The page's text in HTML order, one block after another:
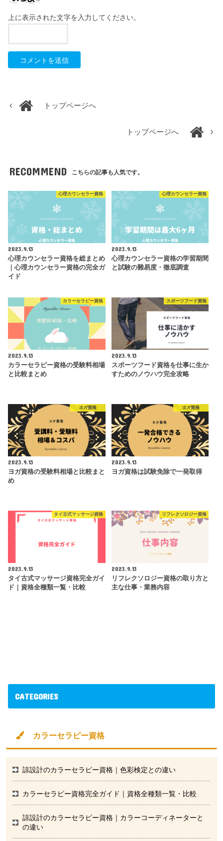
上に表示された文字を入力してください。
トップページへ
トップページへ
RECOMMEND こちらの記事も人気です。
心理カウンセラー資格
2023.9.13
心理カウンセラー資格を総まとめ
｜心理カウンセラー資格の完全ガ
イド
心理カウンセラー資格
2023.9.13
心理カウンセラー資格の学習期間
と試験の難易度・徹底調査
カラーセラピー資格
2023.9.13
カラーセラピー資格の受験料相場
と比較まとめ
スポーツフード資格
2023.9.13
スポーツフード資格を仕事に生か
すためのノウハウ完全攻略
ヨガ資格
2023.9.13
ヨガ資格の受験料相場と比較まと
め
ヨガ資格
2023.9.13
ヨガ資格は試験免除で一発取得
タイ古式マッサージ資格
2023.9.13
タイ古式マッサージ資格完全ガイ
ド｜資格全種類一覧・比較
リフレクソロジー資格
2023.9.13
リフレクソロジー資格の取り方と
主な仕事・業務内容
CATEGORIES
カラーセラピー資格
諒設計のカラーセラピー資格｜色彩検定との違い
カラーセラピー資格完全ガイド｜資格全種類一覧・比較
諒設計のカラーセラピー資格｜カラーコーディネーターと
の違い